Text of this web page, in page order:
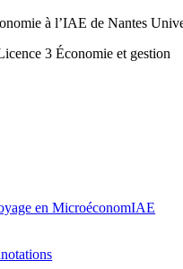
à l’IAE de Nantes
3 Économie et gestion
en MicroéconomIAE